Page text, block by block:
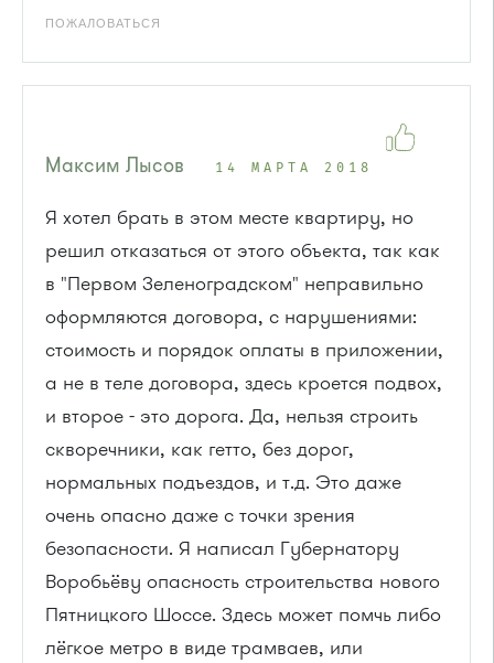
ПОЖАЛОВАТЬСЯ
Максим Лысов 14 МАРТА 2018
Я хотел брать в этом месте квартиру, но
решил отказаться от этого объекта, так как
в "Первом Зеленоградском" неправильно
оформляются договора, с нарушениями:
стоимость и порядок оплаты в приложении,
а не в теле договора, здесь кроется подвох,
и второе - это дорога. Да, нельзя строить
скворечники, как гетто, без дорог,
нормальных подъездов, и т.д. Это даже
очень опасно даже с точки зрения
безопасности. Я написал Губернатору
Воробьёву опасность строительства нового
Пятницкого Шоссе. Здесь может помчь либо
лёгкое метро в виде трамваев, или